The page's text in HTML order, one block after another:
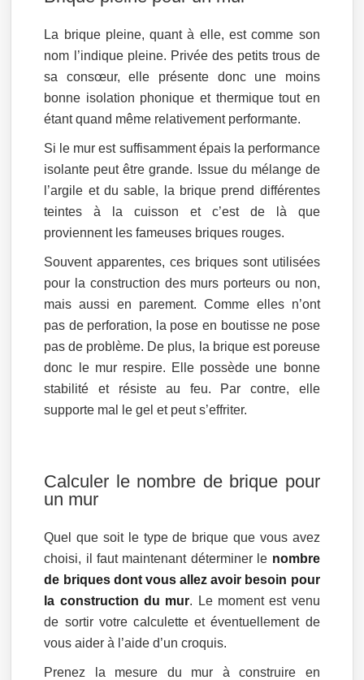
La brique pleine, quant à elle, est comme son
nom l’indique pleine. Privée des petits trous de
sa consœur, elle présente donc une moins
bonne isolation phonique et thermique tout en
étant quand même relativement performante.
Si le mur est suffisamment épais la performance
isolante peut être grande. Issue du mélange de
l’argile et du sable, la brique prend différentes
teintes à la cuisson et c’est de là que
proviennent les fameuses briques rouges.
Souvent apparentes, ces briques sont utilisées
pour la construction des murs porteurs ou non,
mais aussi en parement. Comme elles n’ont
pas de perforation, la pose en boutisse ne pose
pas de problème. De plus, la brique est poreuse
donc le mur respire. Elle possède une bonne
stabilité et résiste au feu. Par contre, elle
supporte mal le gel et peut s’effriter.
Calculer le nombre de brique pour
un mur
Quel que soit le type de brique que vous avez
choisi, il faut maintenant déterminer le nombre
de briques dont vous allez avoir besoin pour
la construction du mur. Le moment est venu
de sortir votre calculette et éventuellement de
vous aider à l’aide d’un croquis.
Prenez la mesure du mur à construire en